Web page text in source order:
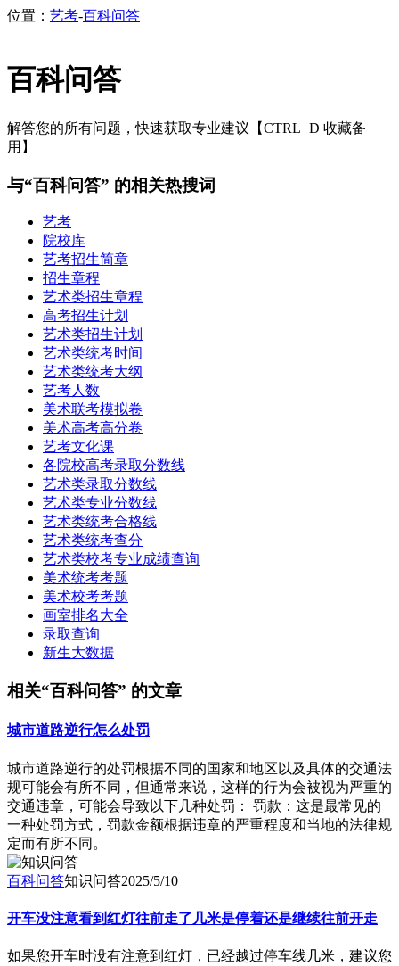
位置： 艺考-百科问答
百科问答
解答您的所有问题，快速获取专业建议【CTRL+D 收藏备
用】
与“百科问答” 的相关热搜词
艺考
院校库
艺考招生简章
招生章程
艺术类招生章程
高考招生计划
艺术类招生计划
艺术类统考时间
艺术类统考大纲
艺考人数
美术联考模拟卷
美术高考高分卷
艺考文化课
各院校高考录取分数线
艺术类录取分数线
艺术类专业分数线
艺术类统考合格线
艺术类统考查分
艺术类校考专业成绩查询
美术统考考题
美术校考考题
画室排名大全
录取查询
新生大数据
相关“百科问答” 的文章
城市道路逆行怎么处罚
城市道路逆行的处罚根据不同的国家和地区以及具体的交通法
规可能会有所不同，但通常来说，这样的行为会被视为严重的
交通违章，可能会导致以下几种处罚： 罚款：这是最常见的
一种处罚方式，罚款金额根据违章的严重程度和当地的法律规
定而有所不同。
百科问答知识问答2025/5/10
开车没注意看到红灯往前走了几米是停着还是继续往前开走
如果您开车时没有注意到红灯，已经越过停车线几米，建议您